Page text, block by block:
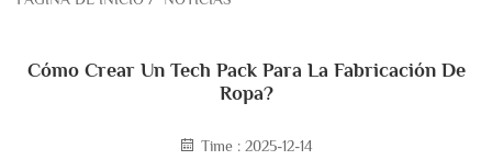
Cómo Crear Un Tech Pack Para La Fabricación De
Ropa?
Time : 2025-12-14